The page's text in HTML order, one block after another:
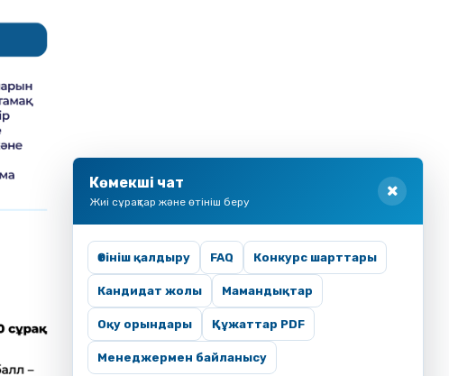
Көмекші чат
Жиі сұрақтар және өтініш беру
Өтініш қалдыру FAQ Конкурс шарттары
Кандидат жолы Мамандықтар
Оқу орындары Құжаттар PDF
Менеджермен байланысу